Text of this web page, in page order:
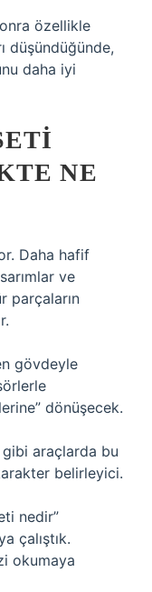
özellikle
düşündüğünde,
daha iyi
NE
Daha hafif
ve
parçaların
gövdeyle
dönüşecek.
araçlarda bu
belirleyici.
nedir”
çalıştık.
okumaya